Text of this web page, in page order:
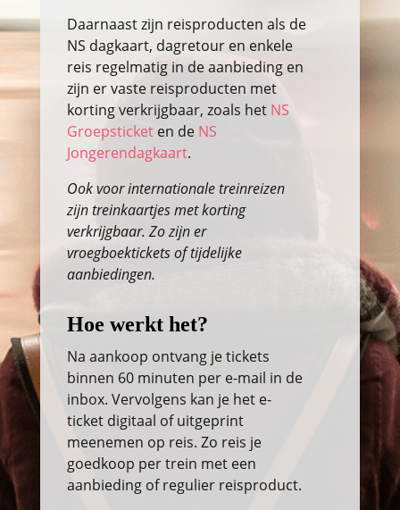
Daarnaast zijn reisproducten als de
NS dagkaart, dagretour en enkele
reis regelmatig in de aanbieding en
zijn er vaste reisproducten met
korting verkrijgbaar, zoals het NS
Groepsticketen de NS
Jongerendagkaart.
Ook voor internationale treinreizen
zijn treinkaartjes met korting
verkrijgbaar. Zo zijn er
vroegboektickets of tijdelijke
aanbiedingen.
Hoe werkt het?
Na aankoop ontvang je tickets
binnen 60 minuten per e-mail in de
inbox. Vervolgens kan je het e-
ticket digitaal of uitgeprint
meenemen op reis. Zo reis je
goedkoop per trein met een
aanbieding of regulier reisproduct.